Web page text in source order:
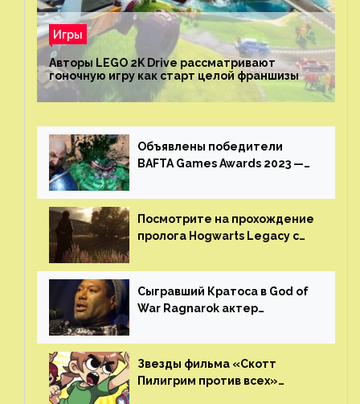
Игры
Авторы LEGO 2K Drive рассматривают
гоночную игру как старт целой франшизы
Объявлены победители
BAFTA Games Awards 2023 —
получила шесть наград
Посмотрите на прохождение
пролога Hogwarts Legacy с
GamesVoice показала первые
результаты своего труда
Сыгравший Кратоса в God of
War Ragnarok актер
игроков прекратить
консольные войны
Звезды фильма «Скотт
Пилигрим против всех»